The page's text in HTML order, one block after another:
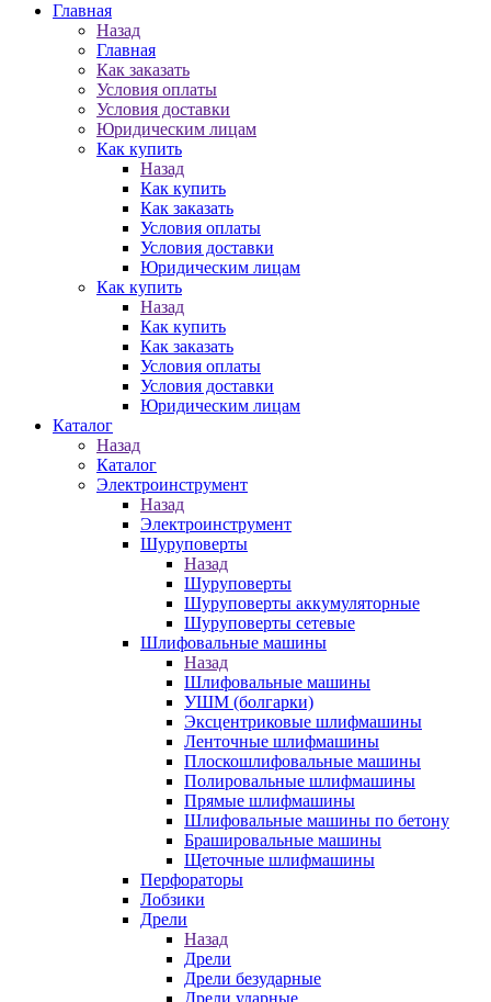
Главная
Назад
Главная
Как заказать
Условия оплаты
Условия доставки
Юридическим лицам
Как купить
Назад
Как купить
Как заказать
Условия оплаты
Условия доставки
Юридическим лицам
Как купить
Назад
Как купить
Как заказать
Условия оплаты
Условия доставки
Юридическим лицам
Каталог
Назад
Каталог
Электроинструмент
Назад
Электроинструмент
Шуруповерты
Назад
Шуруповерты
Шуруповерты аккумуляторные
Шуруповерты сетевые
Шлифовальные машины
Назад
Шлифовальные машины
УШМ (болгарки)
Эксцентриковые шлифмашины
Ленточные шлифмашины
Плоскошлифовальные машины
Полировальные шлифмашины
Прямые шлифмашины
Шлифовальные машины по бетону
Брашировальные машины
Щеточные шлифмашины
Перфораторы
Лобзики
Дрели
Назад
Дрели
Дрели безударные
Дрели ударные